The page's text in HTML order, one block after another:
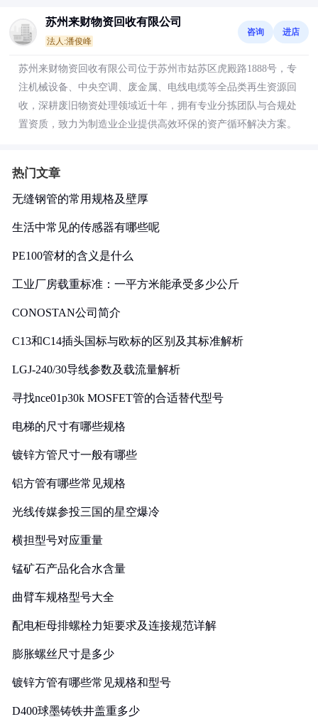
苏州来财物资回收有限公司
法人:潘俊峰
咨询 进店
苏州来财物资回收有限公司位于苏州市姑苏区虎殿路1888号，专
注机械设备、中央空调、废金属、电线电缆等全品类再生资源回
收，深耕废旧物资处理领域近十年，拥有专业分拣团队与合规处
置资质，致力为制造业企业提供高效环保的资产循环解决方案。
热门文章
无缝钢管的常用规格及壁厚
生活中常见的传感器有哪些呢
PE100管材的含义是什么
工业厂房载重标准：一平方米能承受多少公斤
CONOSTAN公司简介
C13和C14插头国标与欧标的区别及其标准解析
LGJ-240/30导线参数及载流量解析
寻找nce01p30k MOSFET管的合适替代型号
电梯的尺寸有哪些规格
镀锌方管尺寸一般有哪些
铝方管有哪些常见规格
光线传媒参投三国的星空爆冷
横担型号对应重量
锰矿石产品化合水含量
曲臂车规格型号大全
配电柜母排螺栓力矩要求及连接规范详解
膨胀螺丝尺寸是多少
镀锌方管有哪些常见规格和型号
D400球墨铸铁井盖重多少